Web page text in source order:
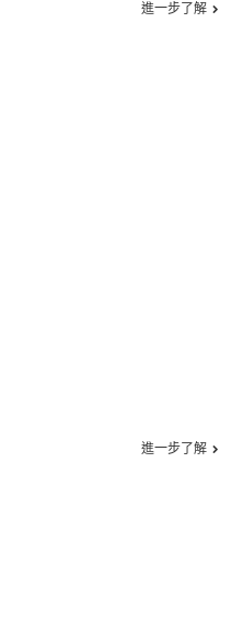
進一步了解
進一步了解